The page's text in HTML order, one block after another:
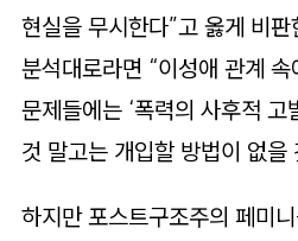
현실을 무시한다”고 옳게 비판
분석대로라면 “이성애 관계
문제들에는 ‘폭력의 사후적 고
것 말고는 개입할 방법이 없을
하지만 포스트구조주의 페미